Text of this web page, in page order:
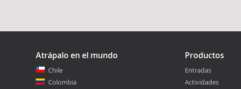
Atrápalo en el mundo
Chile
Colombia
Productos
Entradas
Actividades